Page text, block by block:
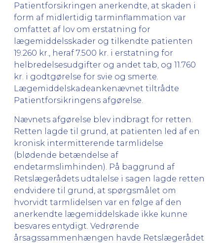
Patientforsikringen anerkendte, at skaden i
form af midlertidig tarminflammation var
omfattet af lov om erstatning for
lægemiddelsskader og tilkendte patienten
19.260 kr., heraf 7.500 kr. i erstatning for
helbredelsesudgifter og andet tab, og 11.760
kr. i godtgørelse for svie og smerte.
Lægemiddelskadeankenævnet tiltrådte
Patientforsikringens afgørelse.
Nævnets afgørelse blev indbragt for retten.
Retten lagde til grund, at patienten led af en
kronisk intermitterende tarmlidelse
(blødende betændelse af
endetarmslimhinden). På baggrund af
Retslægerådets udtalelse i sagen lagde retten
endvidere til grund, at spørgsmålet om
hvorvidt tarmlidelsen var en følge af den
anerkendte lægemiddelskade ikke kunne
besvares entydigt. Vedrørende
årsagssammenhængen havde Retslægerådet